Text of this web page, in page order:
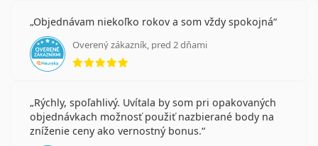
Objednávam niekoľko rokov a som vždy spokojná
Overený zákazník, pred 2 dňami
hodnotenie 5 z 5
Rýchly, spoľahlivý. Uvítala by som pri opakovaných
objednávkach možnosť použiť nazbierané body na
zníženie ceny ako vernostný bonus.